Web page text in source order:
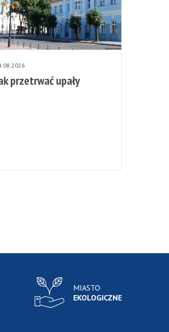
przetrwać upały
MIASTO
EKOLOGICZNE